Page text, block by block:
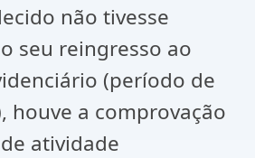
não tivesse
seu reingresso ao
(período de
houve a comprovação
atividade